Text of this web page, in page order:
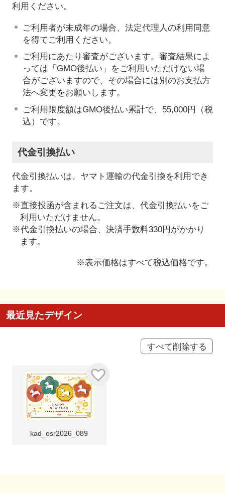
利用ください。
ご利用者が未成年の場合、法定代理人の利用同意
を得てご利用ください。
ご利用にあたり審査がございます。審査結果によ
っては「GMO後払い」をご利用いただけない場
合がございますので、その場合には別のお支払方
法へ変更をお願いします。
ご利用限度額はGMO後払い累計で、55,000円（税
込）です。
代金引換払い
代金引換払いは、ヤマト運輸の代金引換を利用でき
ます。
※直接投函が含まれるご注文は、代金引換払いをご
利用いただけません。
※代金引換払いの場合、決済手数料330円がかかり
ます。
※表示価格はすべて税込価格です。
最近見たデザイン
すべて削除する
kad_osr2026_089